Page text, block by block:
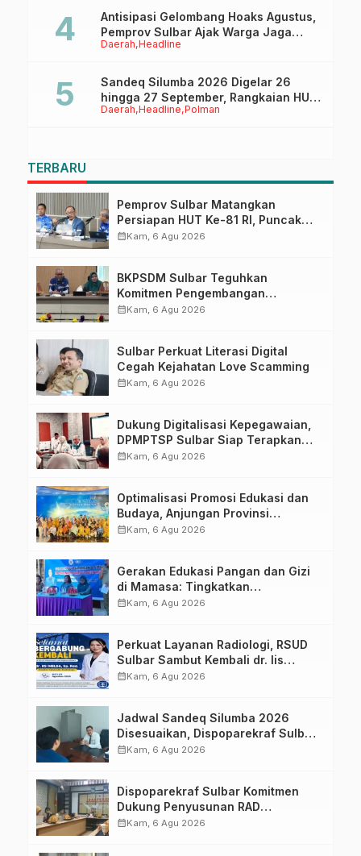
Daerah Headline
Antisipasi Gelombang Hoaks Agustus,
Pemprov Sulbar Ajak Warga Jaga
Ruang Digital
Daerah Headline Polman
Sandeq Silumba 2026 Digelar 26
hingga 27 September, Rangkaian HUT
Sulbar
TERBARU
Pemprov Sulbar Matangkan
Persiapan HUT Ke-81 RI, Puncak
Upacara di Lapangan Ahmad
calendar_monthKam, 6 Agu 2026
BKPSDM Sulbar Teguhkan
Komitmen Pengembangan
Kompetensi ASN melalui
calendar_monthKam, 6 Agu 2026
Sulbar Perkuat Literasi Digital
Cegah Kejahatan Love Scamming
calendar_monthKam, 6 Agu 2026
Dukung Digitalisasi Kepegawaian,
DPMPTSP Sulbar Siap Terapkan
Aplikasi FLEKSI ASN
calendar_monthKam, 6 Agu 2026
Optimalisasi Promosi Edukasi dan
Budaya, Anjungan Provinsi
Sulawesi Barat Perkuat Kolaborasi
calendar_monthKam, 6 Agu 2026
Gerakan Edukasi Pangan dan Gizi
di Mamasa: Tingkatkan
Pengetahuan dan Keterampilan
calendar_monthKam, 6 Agu 2026
Perkuat Layanan Radiologi, RSUD
Sulbar Sambut Kembali dr. Iis
Imelda, Sp.Rad
calendar_monthKam, 6 Agu 2026
Jadwal Sandeq Silumba 2026
Disesuaikan, Dispoparekraf Sulbar
Pastikan Persiapan Tetap
calendar_monthKam, 6 Agu 2026
Dispoparekraf Sulbar Komitmen
Dukung Penyusunan RAD
TPB/SDGs Sulawesi Barat
calendar_monthKam, 6 Agu 2026